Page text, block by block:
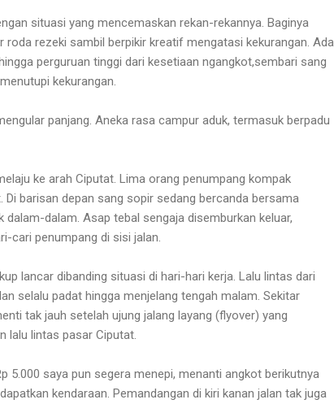
situasi yang mencemaskan rekan-rekannya. Baginya
rezeki sambil berpikir kreatif mengatasi kekurangan. Ada
perguruan tinggi dari kesetiaan ngangkot,sembari sang
kekurangan.
panjang. Aneka rasa campur aduk, termasuk berpadu
ke arah Ciputat. Lima orang penumpang kompak
barisan depan sang sopir sedang bercanda bersama
dalam. Asap tebal sengaja disemburkan keluar,
cari penumpang di sisi jalan.
lancar dibanding situasi di hari-hari kerja. Lalu lintas dari
selalu padat hingga menjelang tengah malam. Sekitar
tak jauh setelah ujung jalang layang (flyover) yang
lalu lintas pasar Ciputat.
5.000 saya pun segera menepi, menanti angkot berikutnya
kendaraan. Pemandangan di kiri kanan jalan tak juga